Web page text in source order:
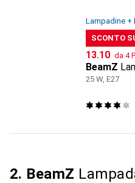
Lampadine +
SCONTO
CHF
13.10 da 4
BeamZ
25 W, E27
2. BeamZ